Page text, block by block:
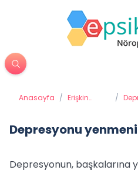
Anasayfa / Erişkin
/
Depresyonu
Depresyonun, başkalarına